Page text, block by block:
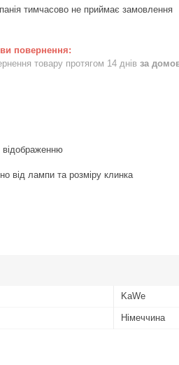
тимчасово не приймає замовлення
товару протягом 14 днів за
відображенню
від лампи та розміру клинка
KaWe
Німеччина